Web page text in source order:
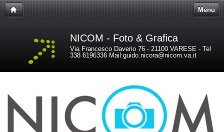
Menu
NICOM - Foto & Grafica
Via Francesco Daverio 76 - 21100 VARESE - Tel
338 6196336 Mail:guido.nicora@nicom.va.it